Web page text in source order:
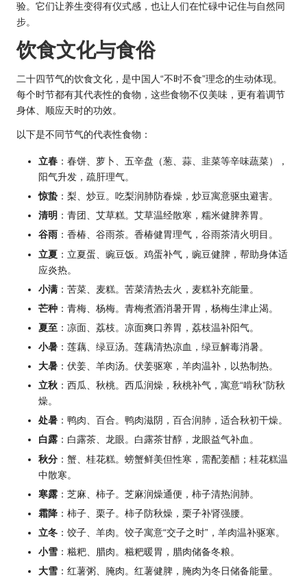
验。它们让养生变得有仪式感，也让人们在忙碌中记住与自然同
步。
饮食文化与食俗
二十四节气的饮食文化，是中国人“不时不食”理念的生动体现。
每个时节都有其代表性的食物，这些食物不仅美味，更有着调节
身体、顺应天时的功效。
以下是不同节气的代表性食物：
立春 ：春饼、萝卜、五辛盘（葱、蒜、韭菜等辛味蔬菜），
阳气升发，疏肝理气。
惊蛰 ：梨、炒豆。吃梨润肺防春燥，炒豆寓意驱虫避害。
清明 ：青团、艾草糕。艾草温经散寒，糯米健脾养胃。
谷雨 ：香椿、谷雨茶。香椿健胃理气，谷雨茶清火明目。
立夏 ：立夏蛋、豌豆饭。鸡蛋补气，豌豆健脾，帮助身体适
应炎热。
小满 ：苦菜、麦糕。苦菜清热去火，麦糕补充能量。
芒种 ：青梅、杨梅。青梅煮酒消暑开胃，杨梅生津止渴。
夏至 ：凉面、荔枝。凉面爽口养胃，荔枝温补阳气。
小暑 ：莲藕、绿豆汤。莲藕清热凉血，绿豆解毒消暑。
大暑 ：伏姜、羊肉汤。伏姜驱寒，羊肉温补，以热制热。
立秋 ：西瓜、秋桃。西瓜润燥，秋桃补气，寓意“啃秋”防秋
燥。
处暑 ：鸭肉、百合。鸭肉滋阴，百合润肺，适合秋初干燥。
白露 ：白露茶、龙眼。白露茶甘醇，龙眼益气补血。
秋分 ：蟹、桂花糕。螃蟹鲜美但性寒，需配姜醋；桂花糕温
中散寒。
寒露 ：芝麻、柿子。芝麻润燥通便，柿子清热润肺。
霜降 ：柿子、栗子。柿子防秋燥，栗子补肾强腰。
立冬 ：饺子、羊肉。饺子寓意“交子之时”，羊肉温补驱寒。
小雪 ：糍粑、腊肉。糍粑暖胃，腊肉储备冬粮。
大雪 ：红薯粥、腌肉。红薯健脾，腌肉为冬日储备能量。